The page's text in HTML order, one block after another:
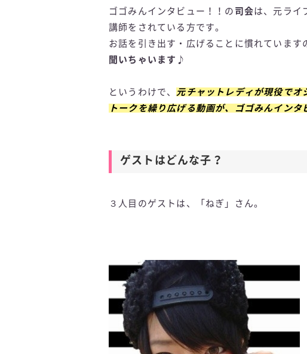
ゴゴみんインタビュー！！の 司会は、元ライ
講師をされている方です。
お話を引き出す・広げることに慣れています
聞いちゃいます♪
というわけで、
元チャットレディが現役で
トークを繰り広げる動画が、ゴゴみんインタ
ゲストはどんな子？
３人目のゲストは、「ねぎ」さん。